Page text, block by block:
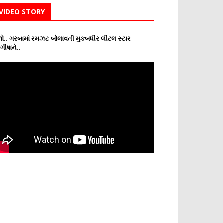
STORY
ગરબામાં રમઝટ બોલાવતી મુકબધીર લીટલ સ્ટાર